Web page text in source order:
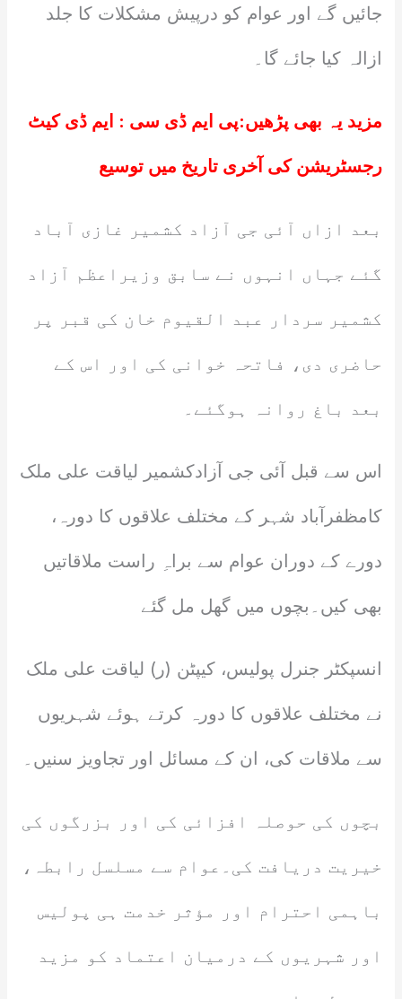
جائیں گے اور عوام کو درپیش مشکلات کا جلد
ازالہ کیا جائے گا۔
مزید یہ بھی پڑھیں:پی ایم ڈی سی : ایم ڈی کیٹ
رجسٹریشن کی آخری تاریخ میں توسیع
بعد ازاں آئی جی آزاد کشمیر غازی آباد
گئے جہاں انہوں نے سابق وزیراعظم آزاد
کشمیر سردار عبد القیوم خان کی قبر پر
حاضری دی، فاتحہ خوانی کی اور اس کے
بعد باغ روانہ ہوگئے۔
اس سے قبل آئی جی آزادکشمیر لیاقت علی ملک
کامظفرآباد شہر کے مختلف علاقوں کا دورہ،
دورے کے دوران عوام سے براہِ راست ملاقاتیں
بھی کیں۔بچوں میں گھل مل گئے
انسپکٹر جنرل پولیس، کیپٹن (ر) لیاقت علی ملک
نے مختلف علاقوں کا دورہ کرتے ہوئے شہریوں
سے ملاقات کی، ان کے مسائل اور تجاویز سنیں۔
بچوں کی حوصلہ افزائی کی اور بزرگوں کی
خیریت دریافت کی۔عوام سے مسلسل رابطہ،
باہمی احترام اور مؤثر خدمت ہی پولیس
اور شہریوں کے درمیان اعتماد کو مزید